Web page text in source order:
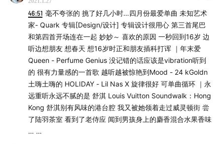
生才修到的福气。冥冥之中总觉得有宿命，所以才更要珍
惜。
46:51 毫不夸张的 挑了好几小时…四月份最爱单曲 未知艺术
家- Quark 专辑[Design/设计] 专辑设计很用心 第三首尾巴
和第四首开场连在一起 妙妙～ 喜欢的原因 一秒回到16岁 边
听边想朋友 想春天 想16岁时正和朋友插科打诨 ｜年末爱
Queen - Perfume Genius 没记错的话应该是vibration听到
的 很有力量感的一首歌 越听越被惊艳到Mood - 24 kGoldn
土嗨土嗨的 HOLIDAY - Lil Nas X 旋律很好 可单曲循环 ｜永
远重听永远不腻的是 舒淇 Louis Vuitton Soundwalk：Hong
Kong 舒淇别有风味的港台腔 我又被她领着走过威灵顿街 尝
了陆羽茶室 看到了老侍应 闻到男孩身上的麝香混合水果香味
… …